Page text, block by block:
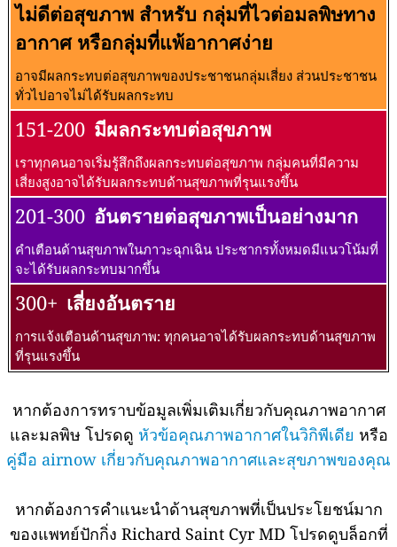
ไม่ดีต่อสุขภาพ สำหรับ กลุ่มที่ไวต่อมลพิษทาง
อากาศ หรือกลุ่มที่แพ้อากาศง่าย
อาจมีผลกระทบต่อสุขภาพของประชาชนกลุ่มเสี่ยง ส่วนประชาชน
ทั่วไปอาจไม่ได้รับผลกระทบ
151-200 มีผลกระทบต่อสุขภาพ
เราทุกคนอาจเริ่มรู้สึกถึงผลกระทบต่อสุขภาพ กลุ่มคนที่มีความ
เสี่ยงสูงอาจได้รับผลกระทบด้านสุขภาพที่รุนแรงขึ้น
201-300 อันตรายต่อสุขภาพเป็นอย่างมาก
คำเตือนด้านสุขภาพในภาวะฉุกเฉิน ประชากรทั้งหมดมีแนวโน้มที่
จะได้รับผลกระทบมากขึ้น
300+ เสี่ยงอันตราย
การแจ้งเตือนด้านสุขภาพ: ทุกคนอาจได้รับผลกระทบด้านสุขภาพ
ที่รุนแรงขึ้น
หากต้องการทราบข้อมูลเพิ่มเติมเกี่ยวกับคุณภาพอากาศ
และมลพิษ โปรดดู หัวข้อคุณภาพอากาศในวิกิพีเดีย หรือ
คู่มือ airnow เกี่ยวกับคุณภาพอากาศและสุขภาพของคุณ
หากต้องการคำแนะนำด้านสุขภาพที่เป็นประโยชน์มาก
ของแพทย์ปักกิ่ง Richard Saint Cyr MD โปรดดูบล็อกที่